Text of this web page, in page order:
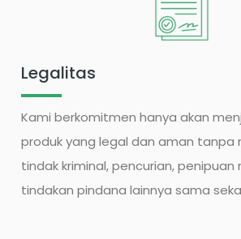
Legalitas
Kami berkomitmen hanya akan
produk yang legal dan aman tanpa
tindak kriminal, pencurian, penipuan
tindakan pindana lainnya sama